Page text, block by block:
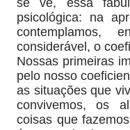
se vê, essa
psicológica: na
contemplamos,
considerável, o
Nossas primeiras
pelo nosso
as situações que
convivemos, os
coisas que